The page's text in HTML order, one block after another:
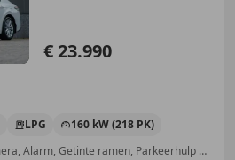
€ 23.990
LPG
160 kW (218 PK)
Isofix, Parkeerhulp met camera, Alarm, Getinte ramen, Parkeerhulp voor, LED verlichting, Regensensor, Lichtmetalen velgen